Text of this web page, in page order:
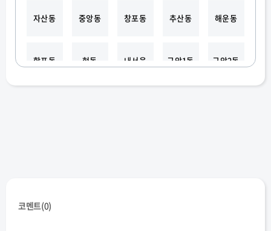
자산동 중앙동 창포동 추산동 해운동
합포동 현동 내서읍 구암1동 구암2동
코멘트(0)